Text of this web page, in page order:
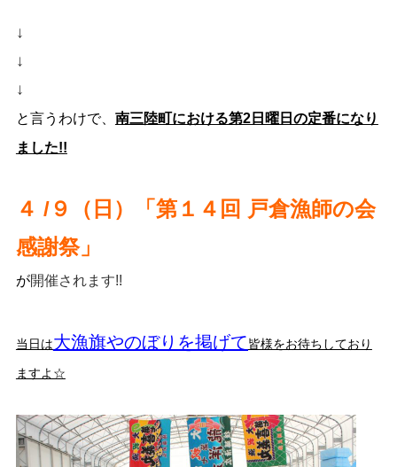
↓
↓
↓
と言うわけで、 南三陸町における第2日曜日の定番になり
ました!!
４ /９
（日）「第１４回 戸倉漁師の会
感謝祭」
が開催されます!!
当日は大漁旗やのぼりを掲げて皆様をお待ちしており
ますよ☆